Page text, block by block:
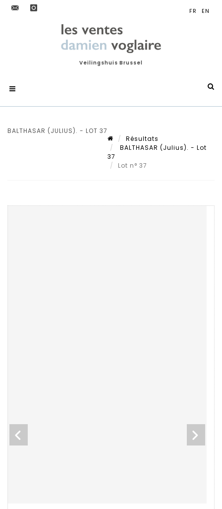
Veilingshuis Brussel
BALTHASAR (JULIUS). - LOT 37
Résultats
BALTHASAR (Julius). - Lot
37
Lot n° 37